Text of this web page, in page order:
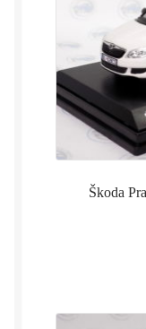
B.BARKER
M.WAINWRIGHT
A.WATSON
Škoda